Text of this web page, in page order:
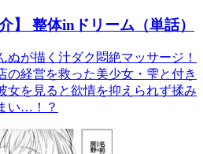
】 整体inドリーム（単話）
が描く汁ダク悶絶マッサージ！
の経営を救った美少女・雫と付き
女を見ると欲情を抑えられず揉み
い…！？